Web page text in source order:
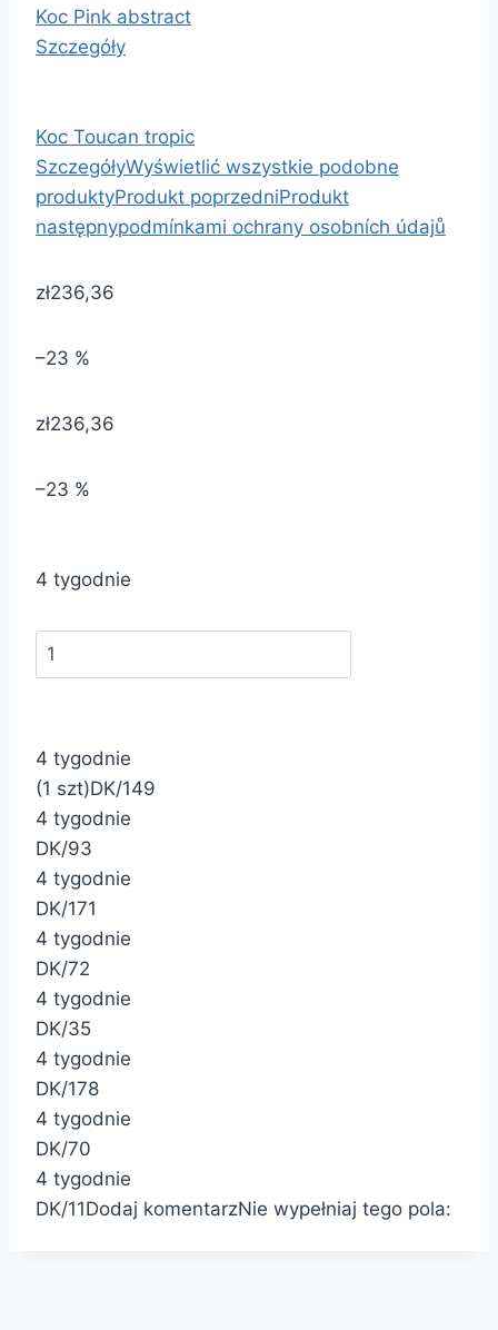
Koc Pink abstract
Szczegóły
Koc Toucan tropic
SzczegółyWyświetlić wszystkie podobne
produktyProdukt poprzedniProdukt
następnypodmínkami ochrany osobních údajů
zł236,36
–23 %
zł236,36
–23 %
4 tygodnie
4 tygodnie
(1 szt)DK/149
4 tygodnie
DK/93
4 tygodnie
DK/171
4 tygodnie
DK/72
4 tygodnie
DK/35
4 tygodnie
DK/178
4 tygodnie
DK/70
4 tygodnie
DK/11Dodaj komentarzNie wypełniaj tego pola: